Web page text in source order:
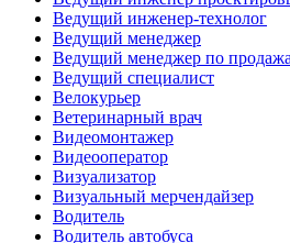
Ведущий инженер-технолог
Ведущий менеджер
Ведущий менеджер по
Ведущий специалист
Велокурьер
Ветеринарный врач
Видеомонтажер
Видеооператор
Визуализатор
Визуальный мерчендайзер
Водитель
Водитель автобуса